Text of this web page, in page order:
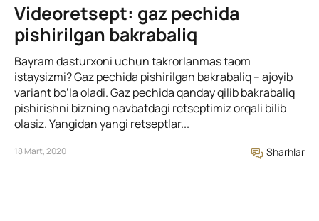
Videoretsept: gaz pechida
pishirilgan bakrabaliq
Bayram dasturxoni uchun takrorlanmas taom
istaysizmi? Gaz pechida pishirilgan bakrabaliq – ajoyib
variant bo’la oladi. Gaz pechida qanday qilib bakrabaliq
pishirishni bizning navbatdagi retseptimiz orqali bilib
olasiz. Yangidan yangi retseptlar...
18 Mart, 2020 Sharhlar